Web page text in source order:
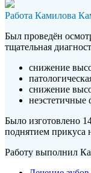
Работа Камилова
Был проведён
тщательная
снижение
снижение
неэстетичные
Было изготовлено
поднятием прикуса
Работу выполнил